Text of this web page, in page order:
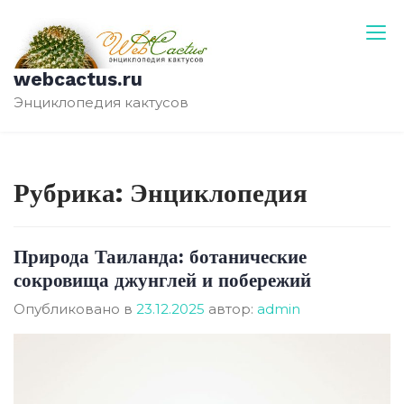
содержимому
webcactus.ru
Энциклопедия кактусов
Рубрика: Энциклопедия
Природа Таиланда: ботанические
сокровища джунглей и побережий
Опубликовано в 23.12.2025 автор: admin